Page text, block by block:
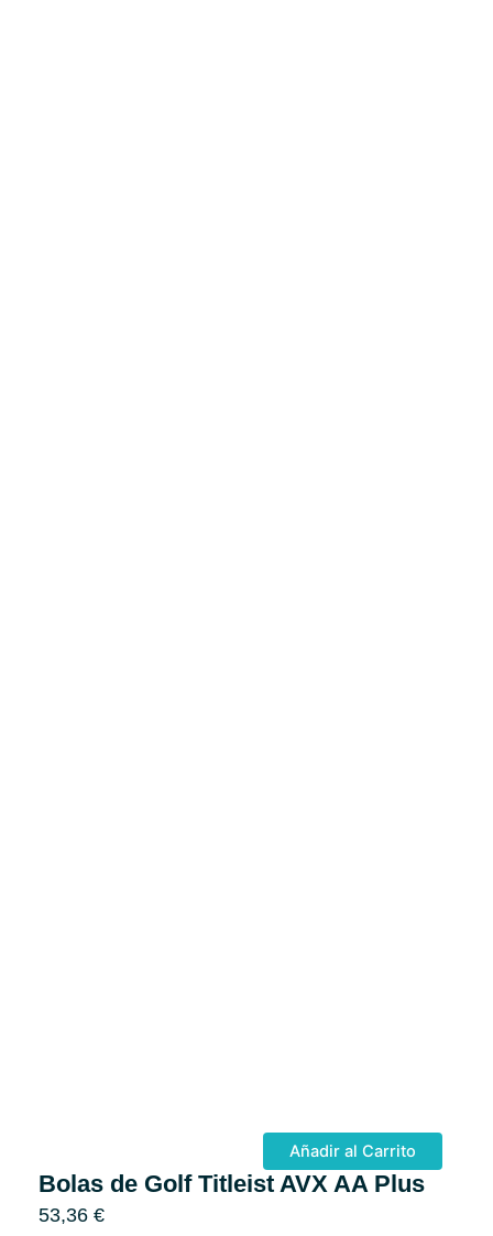
Añadir al Carrito
Bolas de Golf Titleist AVX AA Plus
53,36 €